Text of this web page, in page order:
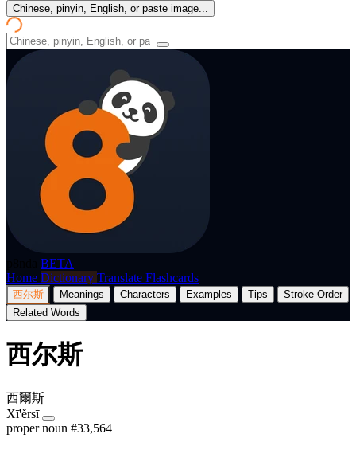
Chinese, pinyin, English, or paste image...
BETA
Home Dictionary Translate Flashcards
西尔斯 Meanings Characters Examples Tips
Stroke Order
Related Words
西尔斯
西爾斯
Xī'ěrsī
proper noun #33,564